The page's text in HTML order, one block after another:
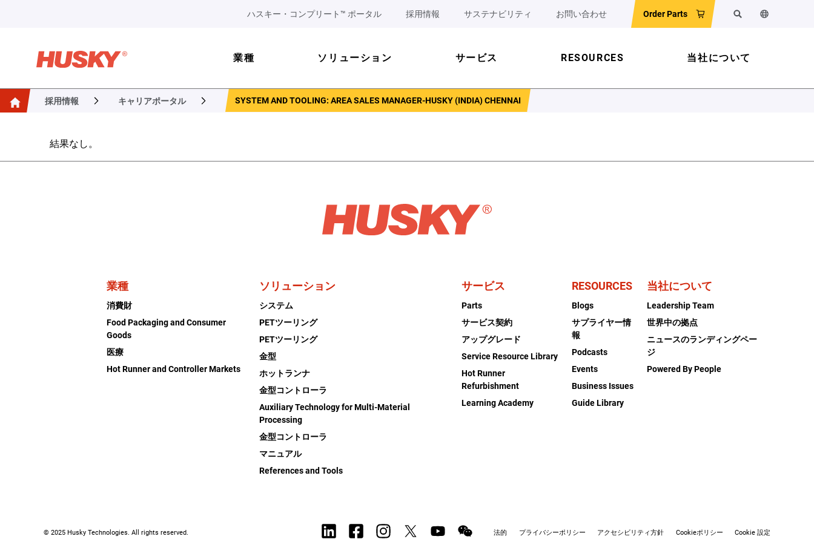
ハスキー・コンプリート™ ポータル 採用情報 サステナビリティ お問い合わせ Order Parts 検索 ウェブサイ
業種 ソリューション サービス RESOURCES 当社について
採用情報 キャリアポータル SYSTEM AND TOOLING: AREA SALES MANAGER-HUSKY (INDIA) CHENNAI
結果なし。
業種
消費財
Food Packaging and Consumer
Goods
医療
Hot Runner and Controller Markets
ソリューション
システム
PETツーリング
PETツーリング
金型
ホットランナ
金型コントローラ
Auxiliary Technology for Multi-Material
Processing
金型コントローラ
マニュアル
References and Tools
サービス
Parts
サービス契約
アップグレード
Service Resource Library
Hot Runner
Refurbishment
Learning Academy
RESOURCES
Blogs
サプライヤー情
報
Podcasts
Events
Business Issues
Guide Library
当社について
Leadership Team
世界中の拠点
ニュースのランディングペー
ジ
Powered By People
法的 プライバシーポリシー アクセシビリティ方針 Cookieポリシー Cookie 設定
© 2025 Husky Technologies. All rights reserved.